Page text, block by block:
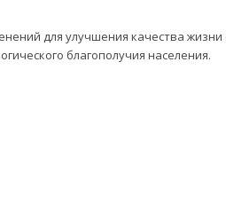
для улучшения качества
благополучия населения.